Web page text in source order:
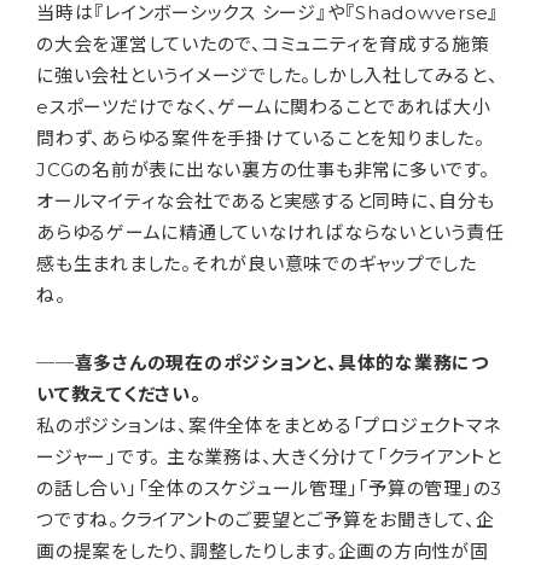
当時は『レインボーシックス シージ』や『Shadowverse』
の大会を運営していたので、コミュニティを育成する施策
に強い会社というイメージでした。しかし入社してみると、
eスポーツだけでなく、ゲームに関わることであれば大小
問わず、あらゆる案件を手掛けていることを知りました。
JCGの名前が表に出ない裏方の仕事も非常に多いです。
オールマイティな会社であると実感すると同時に、自分も
あらゆるゲームに精通していなければならないという責任
感も生まれました。それが良い意味でのギャップでした
ね。
──喜多さんの現在のポジションと、具体的な業務につ
いて教えてください。
私のポジションは、案件全体をまとめる「プロジェクトマネ
ージャー」です。 主な業務は、大きく分けて「クライアントと
の話し合い」「全体のスケジュール管理」「予算の管理」の3
つですね。クライアントのご要望とご予算をお聞きして、企
画の提案をしたり、調整したりします。企画の方向性が固